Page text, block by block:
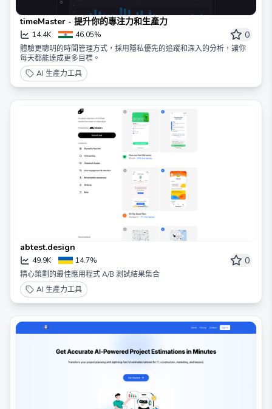
timeMaster - 提升你的專注力和生產力
14.4K 46.05% 0
體驗更聰明的時間管理方式，採用隱私優先的追蹤和深入的分析，讓你
每天都能達成更多目標。
AI 生產力工具
abtest.design
49.9K 14.7% 0
精心策劃的最佳應用程式 A/B 測試結果集合
AI 生產力工具